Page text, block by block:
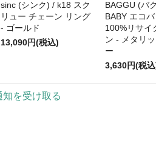
sinc (シンク) / k18 スク
リュー チェーン リング
- ゴールド
13,090円(税込)
BAGGU (バ
BABY エコ
100%リサイ
ン - メタリ
ー
3,630円(税